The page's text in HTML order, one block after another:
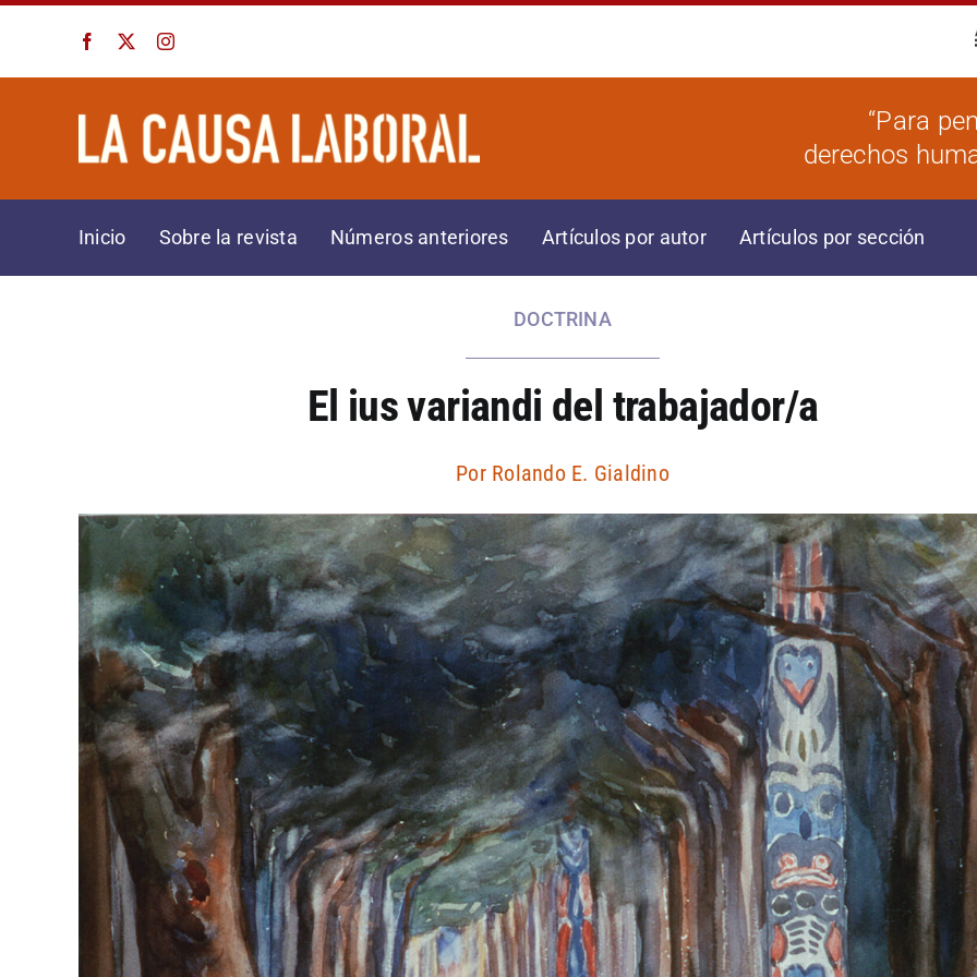
contenido
“Para
derechos
Inicio Sobre la revista Números anteriores Artículos por autor Artículos por sección
DOCTRINA
El ius variandi del trabajador/a
Por Rolando E. Gialdino